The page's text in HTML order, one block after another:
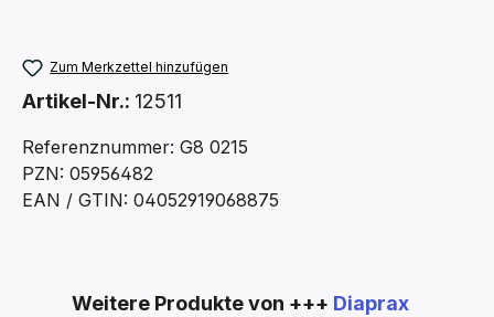
Zum Merkzettel hinzufügen
Artikel-Nr.: 12511
Referenznummer: G8 0215
PZN: 05956482
EAN / GTIN: 04052919068875
Produktgalerie überspringen
Weitere Produkte von +++ Diaprax